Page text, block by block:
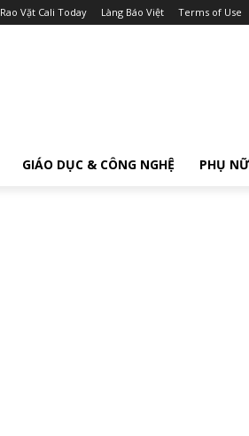
Rao Vặt Cali Today Làng Báo Việt Terms of Use
GIÁO DỤC & CÔNG NGHỆ PHỤ NỮ